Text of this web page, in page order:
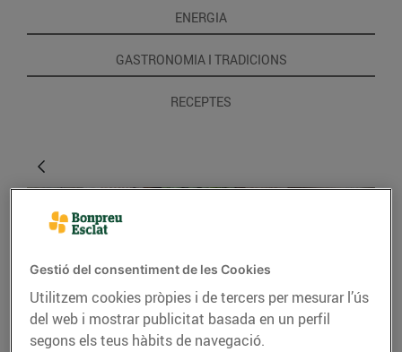
ENERGIA
GASTRONOMIA I TRADICIONS
RECEPTES
Gestió del consentiment de les Cookies
Utilitzem cookies pròpies i de tercers per mesurar l’ús
del web i mostrar publicitat basada en un perfil
segons els teus hàbits de navegació.